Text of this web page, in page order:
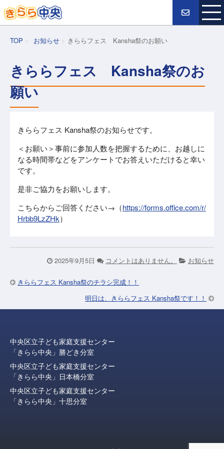
TOP お知らせ きららフェス Kansha祭のお願い
きららフェス Kansha祭のお
願い
きららフェス Kansha祭のお知らせです。
＜お願い＞事前に参加人数を把握するために、お越しに
なる時間帯などをアンケートでお答えいただけると幸い
です。
是非ご協力をお願いします。
こちらからご回答ください→（https://forms.office.com/r/
Hrbb9LzZHk）
2025年9月5日 コメントはありません。 お知らせ
きららフェス Kansha祭のチラシ完成！！
明日は、きららフェス Kansha祭です！！
中央区立子ども家庭支援センター
「きらら中央」勝どき分室
中央区立子ども家庭支援センター
「きらら中央」日本橋分室
中央区立子ども家庭支援センター
「きらら中央」十思分室